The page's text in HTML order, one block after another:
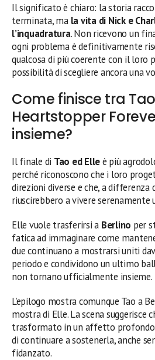
Il significato è chiaro: la storia
terminata, ma la vita di Nick e
l’inquadratura. Non ricevono un
ogni problema è definitivamente
qualcosa di più coerente con il loro
possibilità di scegliere ancora una
Come finisce tra
Heartstopper
insieme?
Il finale di Tao ed Elleè più
perché riconoscono che i loro
direzioni diverse e che, a differenza
riuscirebbero a vivere serenamente
Elle vuole trasferirsi a Berlino per
fatica ad immaginare come
due continuano a mostrarsi uniti
periodo e condividono un ultimo
non tornano ufficialmente insieme.
L’epilogo mostra comunque Tao a
mostra di Elle. La scena suggerisce
trasformato in un affetto profondo
di continuare a sostenerla, anche
fidanzato.